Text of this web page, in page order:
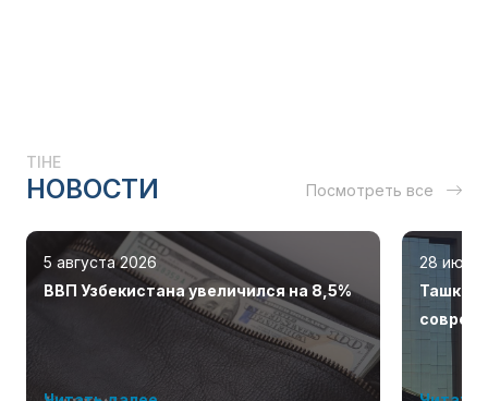
TIHE
НОВОСТИ Посмотреть все
5 августа 2026
ВВП Узбекистана увеличился на 8,5%
28 июля